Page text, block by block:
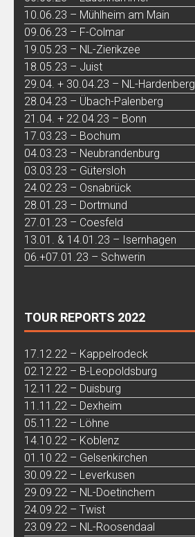
10.06.23 – Mühlheim am Main
09.06.23 – F-Colmar
19.05.23 – NL-Zierikzee
18.05.23 – Juist
29.04. + 30.04.23 – NL-Hardenberg
28.04.23 – Übach-Palenberg
21.04. + 22.04.23 – Bonn
17.03.23 – Bochum
04.03.23 – Neubrandenburg
03.03.23 – Gütersloh
24.02.23 – Osnabrück
28.01.23 – Dortmund
27.01.23 – Coesfeld
13.01. & 14.01.23 – Isernhagen
06.+07.01.23 – Schwerin
TOUR REPORTS 2022
17.12.22 – Kappelrodeck
02.12.22 – B-Leopoldsburg
12.11.22 – Duisburg
11.11.22 – Dexheim
05.11.22 – Löhne
14.10.22 – Koblenz
01.10.22 – Gelsenkirchen
30.09.22 – Leverkusen
29.09.22 – NL-Doetinchem
24.09.22 – Twist
23.09.22 – NL-Roosendaal